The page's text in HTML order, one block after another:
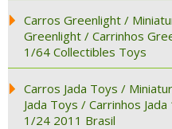
Carros Greenlight /
Greenlight / Carrinhos
1/64 Collectibles Toys
Carros Jada Toys /
Jada Toys / Carrinhos
1/24 2011 Brasil